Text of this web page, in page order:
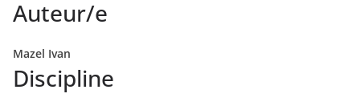
Auteur/e
Mazel Ivan
Discipline